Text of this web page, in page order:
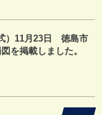
）11月23日 徳島市
を掲載しました。